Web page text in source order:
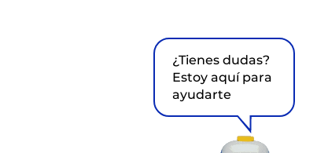
¿Tienes dudas?
Estoy aquí para
ayudarte